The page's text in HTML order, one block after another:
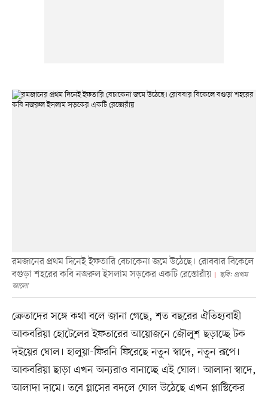
রমজানের প্রথম দিনেই ইফতারি বেচাকেনা জমে উঠেছে। রোববার বিকেলে
বগুড়া শহরের কবি নজরুল ইসলাম সড়কের একটি রেস্তোরাঁয়
ছবি: প্রথম
আলো
ক্রেতাদের সঙ্গে কথা বলে জানা গেছে, শত বছরের ঐতিহ্যবাহী
আকবরিয়া হোটেলের ইফতারের আয়োজনে জৌলুশ ছড়াচ্ছে টক
দইয়ের ঘোল। হালুয়া-ফিরনি ফিরেছে নতুন স্বাদে, নতুন রূপে।
আকবরিয়া ছাড়া এখন অন্যরাও বানাচ্ছে এই ঘোল। আলাদা স্বাদে,
আলাদা দামে। তবে গ্লাসের বদলে ঘোল উঠেছে এখন প্লাস্টিকের